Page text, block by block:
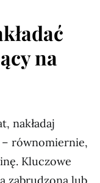
na
nakładaj
równomiernie,
Kluczowe